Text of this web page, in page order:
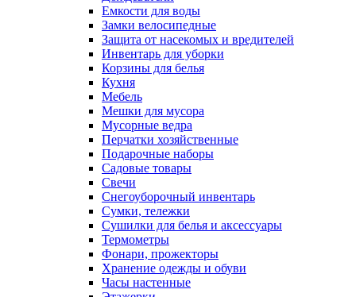
Емкости для воды
Замки велосипедные
Защита от насекомых и вредителей
Инвентарь для уборки
Корзины для белья
Кухня
Мебель
Мешки для мусора
Мусорные ведра
Перчатки хозяйственные
Подарочные наборы
Садовые товары
Свечи
Снегоуборочный инвентарь
Сумки, тележки
Сушилки для белья и аксессуары
Термометры
Фонари, прожекторы
Хранение одежды и обуви
Часы настенные